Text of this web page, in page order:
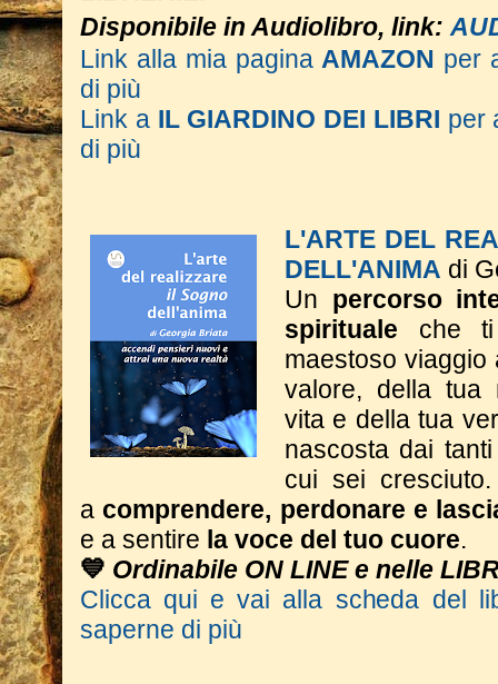
Disponibile in Audiolibro, link:
Link alla mia pagina AMAZON per
di più
Link a IL GIARDINO DEI LIBRI per
di più
L'ARTE DEL
DELL'ANIMA di
Un percorso
spirituale che ti
maestoso viaggio
valore, della tua
vita e della tua
nascosta dai
cui sei
a comprendere, perdonare e
e a sentire la voce del tuo cuore.
💙 Ordinabile ON LINE e nelle
Clicca qui e vai alla scheda del
saperne di più